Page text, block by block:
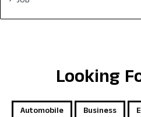
Looking
Automobile Business